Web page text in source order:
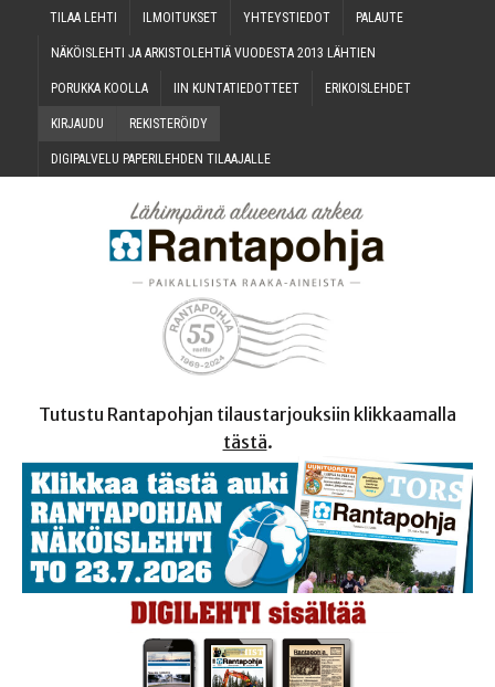
TILAA LEH­TI ILMOI­TUK­SET YHTEYS­TIE­DOT PALAU­TE
NÄKÖIS­LEH­TI JA ARKIS­TO­LEH­TIÄ VUO­DES­TA 2013 LÄHTIEN
PORUK­KA KOOLLA IIN KUN­TA­TIE­DOT­TEET ERI­KOIS­LEH­DET
KIR­JAU­DU REKIS­TE­RÖI­DY
DIGI­PAL­VE­LU PAPE­RI­LEH­DEN TILAAJALLE
Tutustu Rantapohjan tilaustarjouksiin klikkaamalla
tästä.